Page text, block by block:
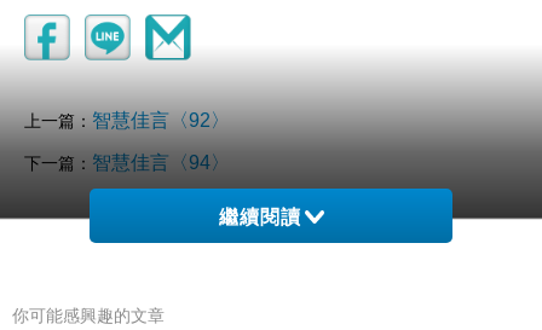
上一篇： 智慧佳言〈92〉
下一篇： 智慧佳言〈94〉
繼續閱讀
你可能感興趣的文章